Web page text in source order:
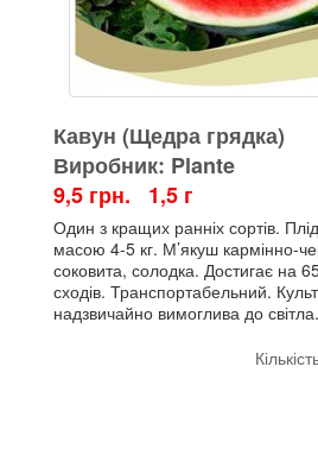
Кавун (Щедра грядка)
Виробник: Plante
9,5 грн. 1,5 г
Один з кращих ранніх сортів.
масою 4-5 кг. М’якуш кармінно-
соковита, солодка. Достигає на
сходів. Транспортабельний.
надзвичайно вимоглива до